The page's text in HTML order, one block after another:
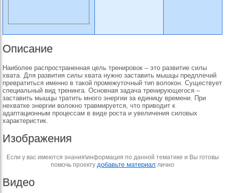
Описание
Наиболее распространенная цель тренировок – это развитие силы
хвата. Для развития силы хвата нужно заставить мышцы предплечий
превратиться именно в такой промежуточный тип волокон. Существует
специальный вид тренинга. Основная задача тренирующегося –
заставить мышцы тратить много энергии за единицу времени. При
нехватке энергии волокно травмируется, что приводит к
адаптационным процессам в виде роста и увеличения силовых
характеристик.
Изображения
Если у вас имеются знания\информация по данной тематике и Вы готовы
помочь проекту добавьте материал лично
Видео